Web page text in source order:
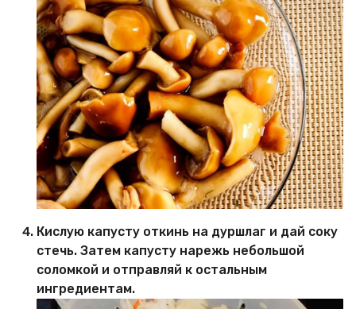
Кислую капусту откинь на дуршлаг и дай соку
стечь. Затем капусту нарежь небольшой
соломкой и отправляй к остальным
ингредиентам.